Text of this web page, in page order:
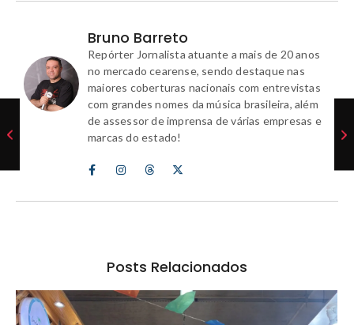
Bruno Barreto
Repórter Jornalista atuante a mais de 20 anos
no mercado cearense, sendo destaque nas
maiores coberturas nacionais com entrevistas
com grandes nomes da música brasileira, além
de assessor de imprensa de várias empresas e
marcas do estado!
Posts Relacionados